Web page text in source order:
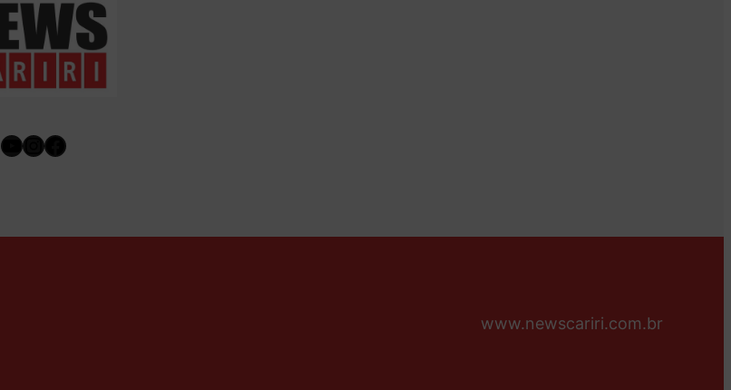
Youtube
Instagram
Facebook
www.newscariri.com.br